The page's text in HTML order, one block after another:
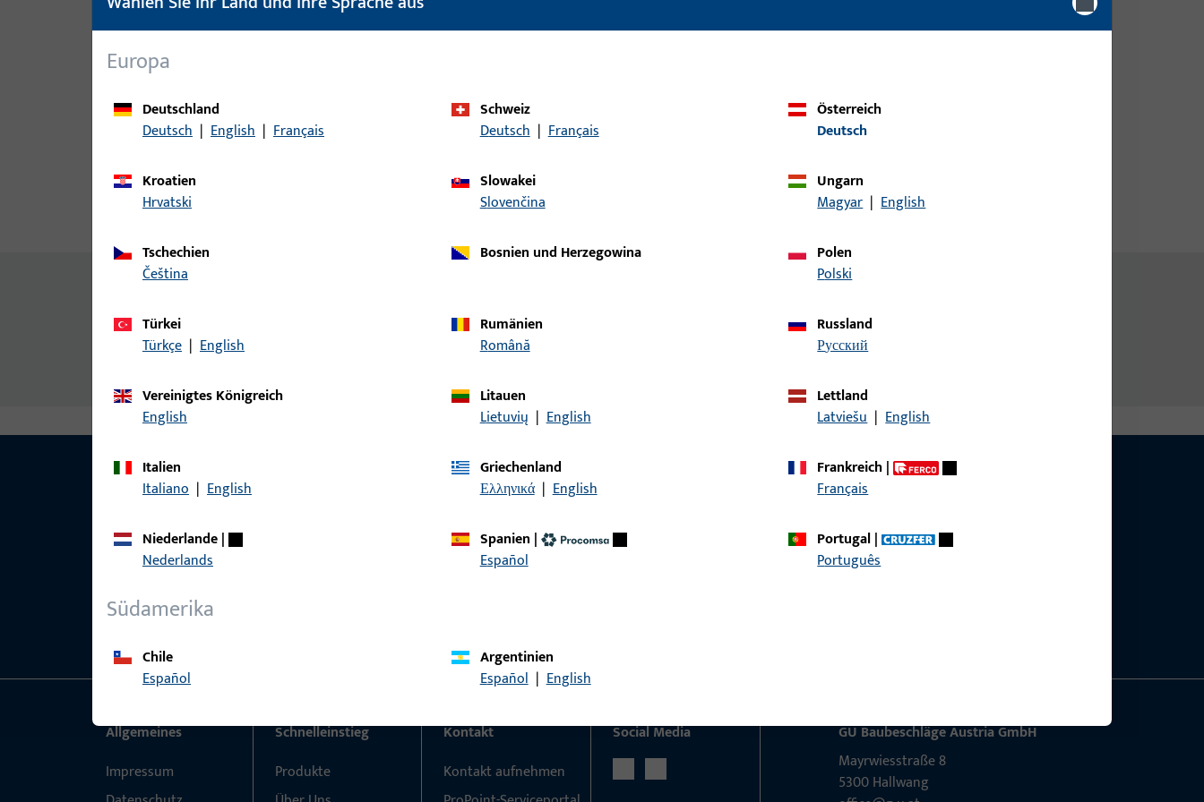
Bruttogewicht
Verpackungseinheit
Mindestbestelleinheit
Allgemeine Informationen
Montageschraube
KONTAKT
Wir helfen Ihnen gern!
Haben Sie Fragen oder wünschen Sie persönliche Beratung?
Europa
Deutschland
Deutsch | English | Français
Schweiz
Deutsch | Français
Österreich
Deutsch
Kroatien
Hrvatski
Slowakei
Slovenčina
Ungarn
Magyar | English
Tschechien
čeština
Bosnien und Herzegowina
Polen
Polski
Türkei
Türkçe | English
Rumänien
Română
Russland
русский
Vereinigtes Königreich
English
Litauen
Lietuvių | English
Lettland
Latviešu | English
Italien
Italiano | English
Griechenland
Ελληνικά | English
Frankreich|
Français
Niederlande|
Nederlands
Spanien |
Español
Portugal|
Português
Südamerika
Chile
Español
Argentinien
Español | English
Allgemeines
Impressum
Schnelleinstieg
Produkte
Kontakt
Kontakt aufnehmen
Social Media
GU Baubeschläge Aus­tria GmbH
Mayrwies­straße 8
5300 Hall­wang